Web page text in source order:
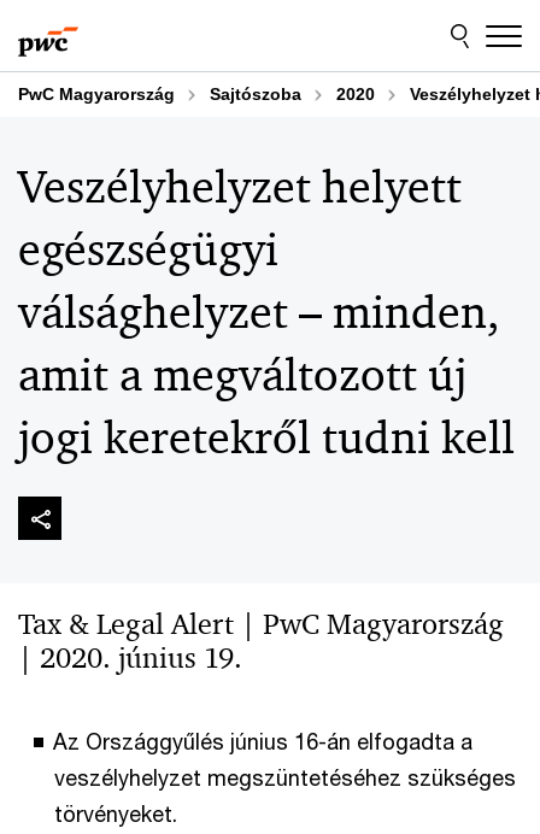
to
content
to
footer
PwC Magyarország Sajtószoba 2020
Veszélyhelyzet helyett
egészségügyi
válsághelyzet – minden,
amit a megváltozott új
jogi keretekről tudni kell
Tax & Legal Alert | PwC Magyarország
| 2020. június 19.
Az Országgyűlés június 16-án elfogadta a
veszélyhelyzet megszüntetéséhez szükséges
törvényeket.